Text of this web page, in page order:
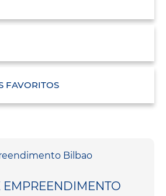
FAVORITOS
EMPREENDIMENTO